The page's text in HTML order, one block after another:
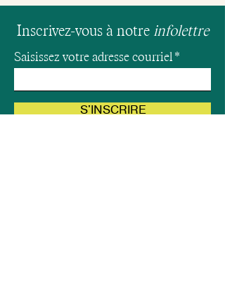
Inscrivez-vous à notreinfolettre
Saisissez votre adresse courriel
S'INSCRIRE